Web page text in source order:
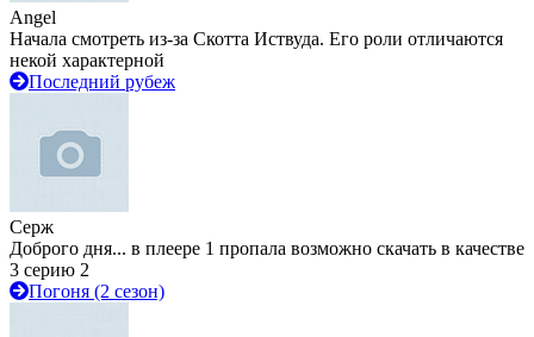
Angel
Начала смотреть из-за Скотта Иствуда. Его роли отличаются
некой характерной
Последний рубеж
Серж
Доброго дня... в плеере 1 пропала возможно скачать в качестве
3 серию 2
Погоня (2 сезон)